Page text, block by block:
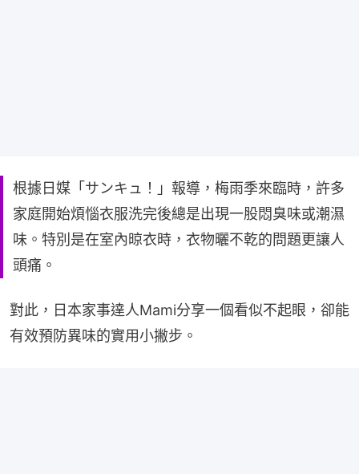
根據日媒「サンキュ！」報導，梅雨季來臨時，許多
家庭開始煩惱衣服洗完後總是出現一股悶臭味或潮濕
味。特別是在室內晾衣時，衣物曬不乾的問題更讓人
頭痛。
對此，日本家事達人Mami分享一個看似不起眼，卻能
有效預防異味的實用小撇步。